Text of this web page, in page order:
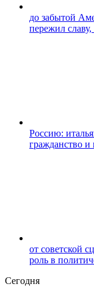
до забытой
пережил
Россию:
гражданство и
от советской
роль в
Сегодня